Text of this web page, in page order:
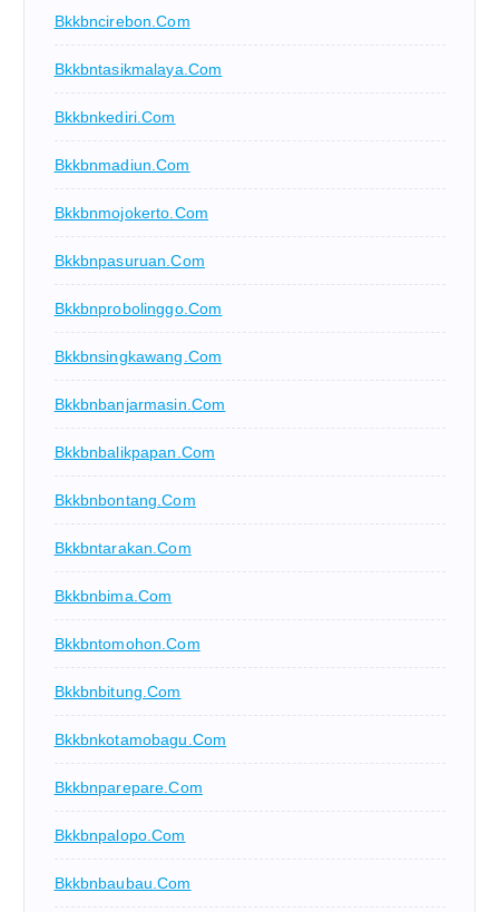
Bkkbncirebon.com
Bkkbntasikmalaya.com
Bkkbnkediri.com
Bkkbnmadiun.com
Bkkbnmojokerto.com
Bkkbnpasuruan.com
Bkkbnprobolinggo.com
Bkkbnsingkawang.com
Bkkbnbanjarmasin.com
Bkkbnbalikpapan.com
Bkkbnbontang.com
Bkkbntarakan.com
Bkkbnbima.com
Bkkbntomohon.com
Bkkbnbitung.com
Bkkbnkotamobagu.com
Bkkbnparepare.com
Bkkbnpalopo.com
Bkkbnbaubau.com